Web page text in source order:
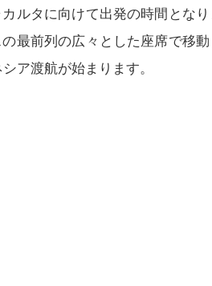
ルタに向けて出発の時間とな
最前列の広々とした座席で移
ア渡航が始まります。